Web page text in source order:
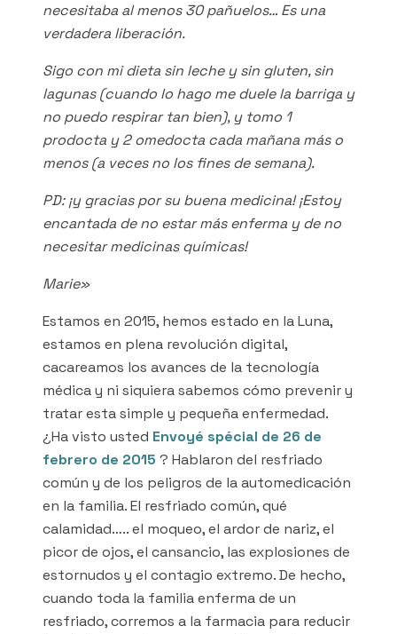
necesitaba al menos 30 pañuelos… Es una
verdadera liberación.
Sigo con mi dieta sin leche y sin gluten, sin
lagunas (cuando lo hago me duele la barriga y
no puedo respirar tan bien), y tomo 1
prodocta y 2 omedocta cada mañana más o
menos (a veces no los fines de semana).
PD: ¡y gracias por su buena medicina! ¡Estoy
encantada de no estar más enferma y de no
necesitar medicinas químicas!
Marie»
Estamos en 2015, hemos estado en la Luna,
estamos en plena revolución digital,
cacareamos los avances de la tecnología
médica y ni siquiera sabemos cómo prevenir y
tratar esta simple y pequeña enfermedad.
¿Ha visto usted Envoyé spécial de 26 de
febrero de 2015 ? Hablaron del resfriado
común y de los peligros de la automedicación
en la familia. El resfriado común, qué
calamidad….. el moqueo, el ardor de nariz, el
picor de ojos, el cansancio, las explosiones de
estornudos y el contagio extremo. De hecho,
cuando toda la familia enferma de un
resfriado, corremos a la farmacia para reducir